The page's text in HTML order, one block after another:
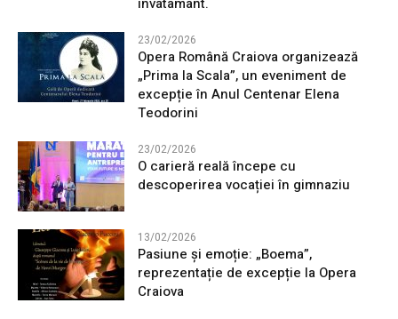
23/02/2026
Opera Română Craiova organizează
„Prima la Scala”, un eveniment de
excepție în Anul Centenar Elena
Teodorini
23/02/2026
O carieră reală începe cu
descoperirea vocației în gimnaziu
13/02/2026
Pasiune și emoție: „Boema”,
reprezentație de excepție la Opera
Craiova